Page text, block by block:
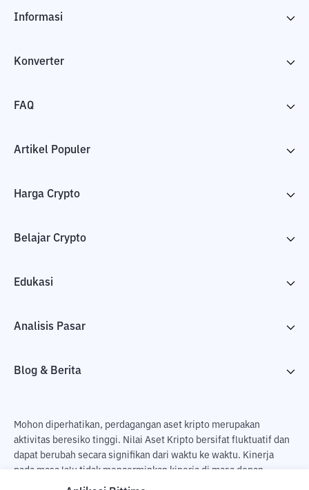
Informasi
Konverter
FAQ
Artikel Populer
Harga Crypto
Belajar Crypto
Edukasi
Analisis Pasar
Blog & Berita
Mohon diperhatikan, perdagangan aset kripto merupakan
aktivitas beresiko tinggi. Nilai Aset Kripto bersifat fluktuatif dan
dapat berubah secara signifikan dari waktu ke waktu. Kinerja
pada masa lalu tidak mencerminkan kinerja di masa depan.
Terdapat risiko kehilangan sebagai dampak dari membeli dan